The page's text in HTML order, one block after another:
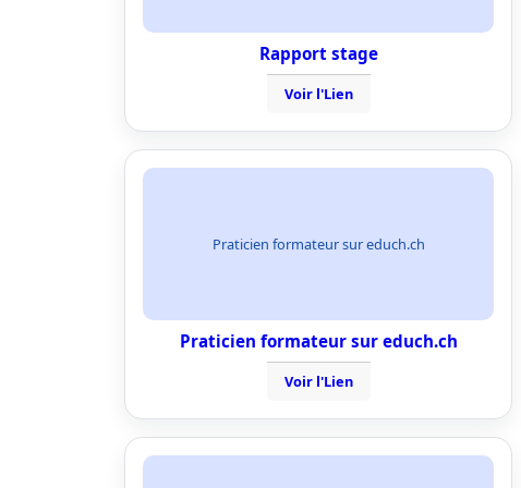
Rapport stage
Voir l'Lien
Praticien formateur sur educh.ch
Praticien formateur sur educh.ch
Voir l'Lien